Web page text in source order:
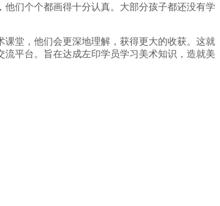
们个个都画得十分认真。大部分孩子都还没有学
堂，他们会更深地理解，获得更大的收获。这就
平台。旨在达成左印学员学习美术知识，造就美